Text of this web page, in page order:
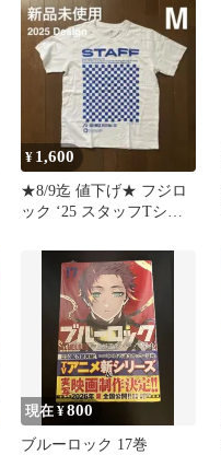
¥ 1,600
★8/9迄 値下げ★ フジロ
ック ‘25 スタッフTシャ
現在 ¥800
ブルーロック 17巻